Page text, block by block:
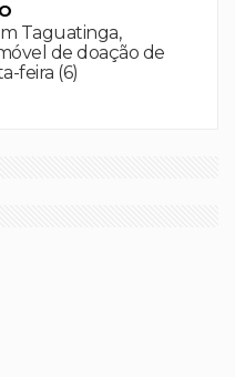
Taguatinga,
de doação de
feira (6)